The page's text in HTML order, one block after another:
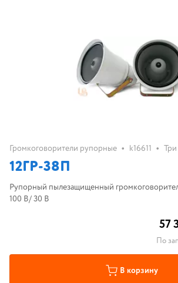
Громкоговорители рупорные • k16611 •
12ГР-38П
Рупорный пылезащищенный
100 В/ 30 В
57
По
В корзину